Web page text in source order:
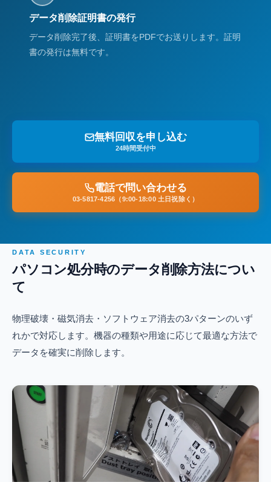
データ削除証明書の発行
データ削除完了後、証明書をPDFでお送りします。証明
書の発行は無料です。
無料回収を申し込む
24時間受付中
電話で問い合わせる
03-5817-4256（9:00-18:00 土日祝除く）
DATA SECURITY
パソコン処分時のデータ削除方法につい
て
物理破壊・磁気消去・ソフトウェア消去の3パターンのいず
れかで対応します。機器の種類や用途に応じて最適な方法で
データを確実に削除します。